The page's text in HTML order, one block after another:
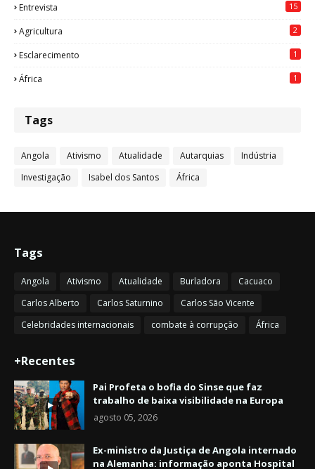
Entrevista 15
Agricultura 2
Esclarecimento 1
África 1
Tags
Angola Ativismo Atualidade Autarquias
Indústria
Investigação
Isabel dos Santos África
Tags
Angola Ativismo Atualidade Burladora
Cacuaco
Carlos Alberto
Carlos Saturnino
Carlos São Vicente
Celebridades internacionais
combate à corrupção África
+Recentes
Pai Profeta o bofia do Sinse que faz
trabalho de baixa visibilidade na Europa
agosto 05, 2026
Ex-ministro da Justiça de Angola internado
na Alemanha: informação aponta Hospital